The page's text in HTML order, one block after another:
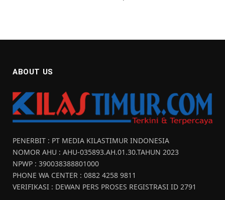
ABOUT US
PENERBIT : PT MEDIA KILASTIMUR INDONESIA
NOMOR AHU : AHU-035893.AH.01.30.TAHUN 2023
NPWP : 390038388801000
PHONE WA CENTER : 0882 4258 9811
VERIFIKASI : DEWAN PERS PROSES REGISTRASI ID 2791